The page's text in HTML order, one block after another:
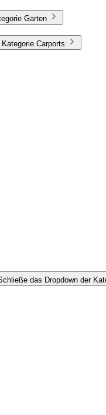
Garten
Carports
das Dropdown der